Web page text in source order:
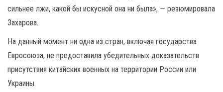
сильнее лжи, какой бы искусной она ни была», — резюмировала
Захарова.
На данный момент ни одна из стран, включая государства
Евросоюза, не предоставила убедительных доказательств
присутствия китайских военных на территории России или
Украины.